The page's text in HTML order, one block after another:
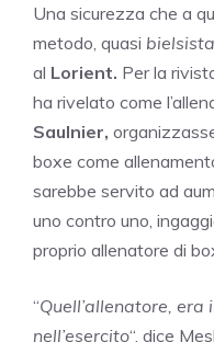
Una sicurezza che a
metodo, quasi bielsista
al Lorient. Per la
ha rivelato come
Saulnier,
boxe come
sarebbe servito ad
uno contro uno,
proprio allenatore di
“Quell’allenatore, era
nell’esercito“, dice